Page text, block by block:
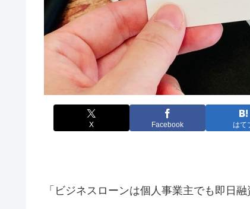
X Facebook はて
「ビジネスローンは個人事業主でも即日融